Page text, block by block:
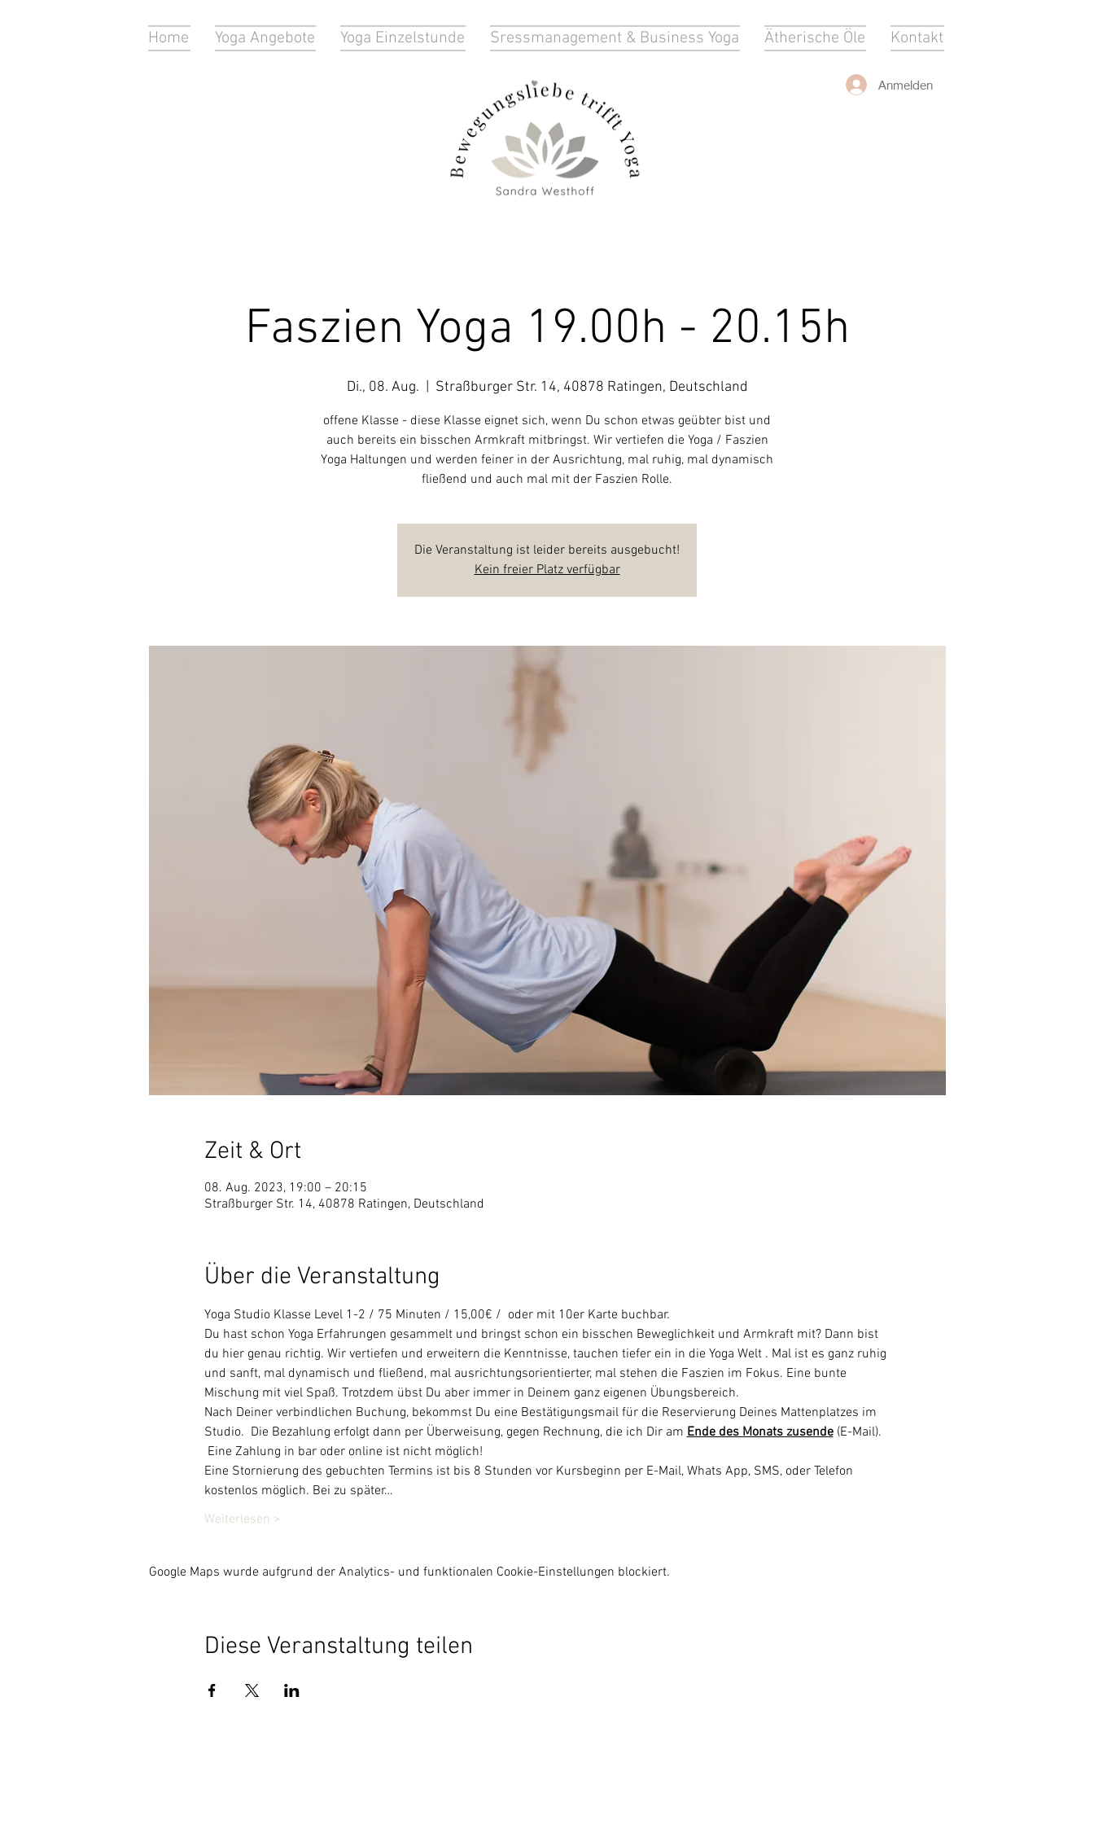
Home Yoga Angebote Yoga Einzelstunde Sressmanagement & Business Yoga Ätherische Öle Kontakt
Anmelden
Faszien Yoga 19.00h - 20.15h
Di., 08. Aug. Straßburger Str. 14, 40878 Ratingen, Deutschland
offene Klasse - diese Klasse eignet sich, wenn Du schon etwas geübter bist und
auch bereits ein bisschen Armkraft mitbringst. Wir vertiefen die Yoga / Faszien
Yoga Haltungen und werden feiner in der Ausrichtung, mal ruhig, mal dynamisch
fließend und auch mal mit der Faszien Rolle.
Die Veranstaltung ist leider bereits ausgebucht!
Kein freier Platz verfügbar
Zeit & Ort
08. Aug. 2023, 19:00 – 20:15
Straßburger Str. 14, 40878 Ratingen, Deutschland
Über die Veranstaltung
Yoga Studio Klasse Level 1-2 / 75 Minuten / 15,00€ /  oder mit 10er Karte buchbar.
Du hast schon Yoga Erfahrungen gesammelt und bringst schon ein bisschen Beweglichkeit und Armkraft mit? Dann bist
du hier genau richtig. Wir vertiefen und erweitern die Kenntnisse, tauchen tiefer ein in die Yoga Welt . Mal ist es ganz ruhig
und sanft, mal dynamisch und fließend, mal ausrichtungsorientierter, mal stehen die Faszien im Fokus. Eine bunte
Mischung mit viel Spaß. Trotzdem übst Du aber immer in Deinem ganz eigenen Übungsbereich.
Nach Deiner verbindlichen Buchung, bekommst Du eine Bestätigungsmail für die Reservierung Deines Mattenplatzes im
Studio.  Die Bezahlung erfolgt dann per Überweisung, gegen Rechnung, die ich Dir am Ende des Monats zusende (E-Mail).
Eine Zahlung in bar oder online ist nicht möglich!
Eine Stornierung des gebuchten Termins ist bis 8 Stunden vor Kursbeginn per E-Mail, Whats App, SMS, oder Telefon
kostenlos möglich. Bei zu später…
Weiterlesen >
Google Maps wurde aufgrund der Analytics- und funktionalen Cookie-Einstellungen blockiert.
Diese Veranstaltung teilen